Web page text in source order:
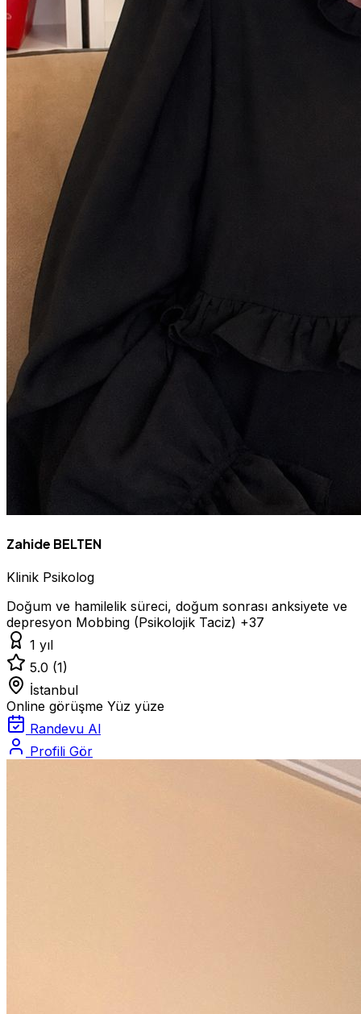
Zahide BELTEN
Klinik Psikolog
Doğum ve hamilelik süreci, doğum sonrası anksiyete ve
depresyon Mobbing (Psikolojik Taciz) +37
1 yıl
5.0 (1)
İstanbul
Online görüşme Yüz yüze
Randevu Al
Profili Gör